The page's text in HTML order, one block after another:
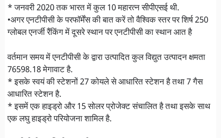
* जनवरी 2020 तक भारत में कुल 10 महारत्न सीपीएसई थी.
•अगर एनटीपीसी के परफॉर्मेंस की बात करें तो वैश्विक स्तर पर शिर्ष 250
ग्लोबल एनर्जी रैंकिंग में दूसरे स्थान पर एनटीपीसी का स्थान आत है
वर्तमान समय में एनटीपीसी के द्वारा उत्पादित कुल विद्युत उत्पादन क्षमता
76598.18 मेगावाट है.
* इसके स्वयं की स्टेशनों 27 कोयले से आधारित स्टेशन है तथा 7 गैस
आधारित स्टेशन है.
* इसमें एक हाइड्रो और 15 सोलर प्रोजेक्ट संचालित है तथा इसके साथ
एक लघु हाइड्रो परियोजना शामिल है.